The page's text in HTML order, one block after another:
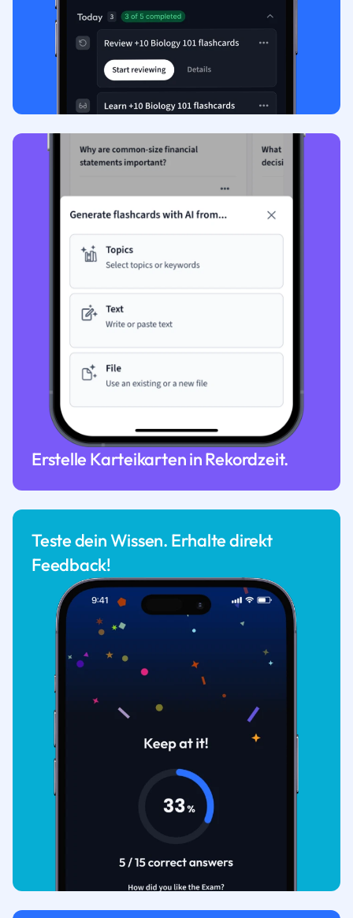
Erstelle Karteikarten in Rekordzeit.
Teste dein Wissen. Erhalte direkt
Feedback!